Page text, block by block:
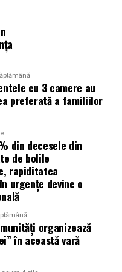
antipoluare.
reducerea riscului
se numără:
cu 3 camere au
preferată a familiilor
din decesele din
de bolile
rapiditatea
urgențe devine o
organizează
în această vară